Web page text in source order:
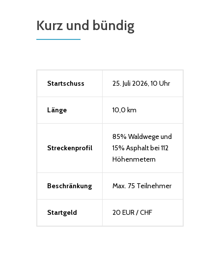
Kurz und bündig
Startschuss 25. Juli 2026, 10 Uhr
Länge 10,0 km
Streckenprofil
85% Waldwege und
15% Asphalt bei 112
Höhenmetern
Beschränkung Max. 75 Teilnehmer
Startgeld 20 EUR / CHF